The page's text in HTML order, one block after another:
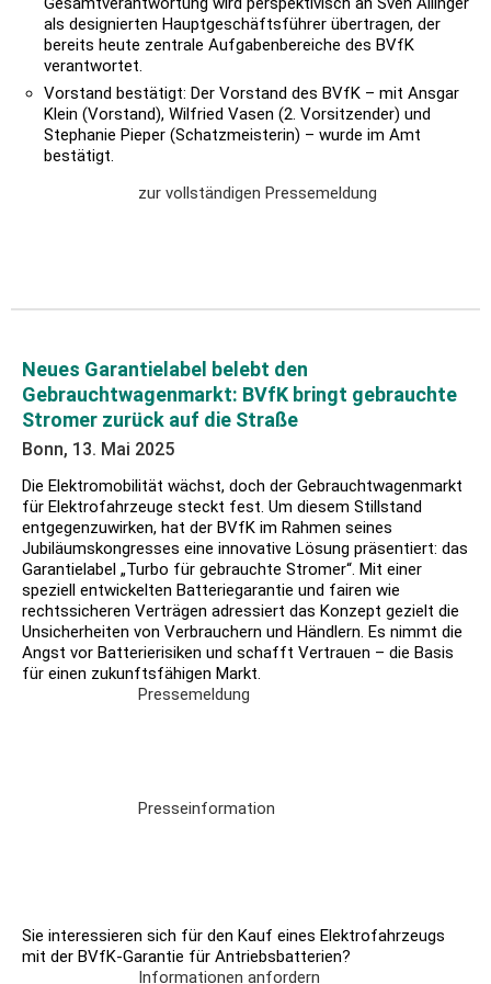
als designierten Hauptgeschäftsführer übertragen, der
bereits heute zentrale Aufgabenbereiche des BVfK
verantwortet.
Vorstand bestätigt: Der Vorstand des BVfK – mit Ansgar
Klein (Vorstand), Wilfried Vasen (2. Vorsitzender) und
Stephanie Pieper (Schatzmeisterin) – wurde im Amt
bestätigt.
zur vollständigen Pressemeldung
Neues Garantielabel belebt den
Gebrauchtwagenmarkt: BVfK bringt gebrauchte
Stromer zurück auf die Straße
Bonn, 13. Mai 2025
Die Elektromobilität wächst, doch der Gebrauchtwagenmarkt
für Elektrofahrzeuge steckt fest. Um diesem Stillstand
entgegenzuwirken, hat der BVfK im Rahmen seines
Jubiläumskongresses eine innovative Lösung präsentiert: das
Garantielabel „Turbo für gebrauchte Stromer“. Mit einer
speziell entwickelten Batteriegarantie und fairen wie
rechtssicheren Verträgen adressiert das Konzept gezielt die
Unsicherheiten von Verbrauchern und Händlern. Es nimmt die
Angst vor Batterierisiken und schafft Vertrauen – die Basis
für einen zukunftsfähigen Markt.
Pressemeldung
Presseinformation
Sie interessieren sich für den Kauf eines Elektrofahrzeugs
mit der BVfK-Garantie für Antriebsbatterien?
Informationen anfordern